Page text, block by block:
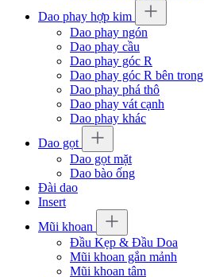
Dao phay hợp kim
Dao phay ngón
Dao phay cầu
Dao phay góc R
Dao phay góc R bên trong
Dao phay phá thô
Dao phay vát cạnh
Dao phay khác
Dao gọt
Dao gọt mặt
Dao bào ống
Đài dao
Insert
Mũi khoan
Đầu Kẹp & Đầu Doa
Mũi khoan gắn mảnh
Mũi khoan tâm